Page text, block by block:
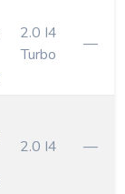
2.0 I4
Turbo
—
2.0 I4 —